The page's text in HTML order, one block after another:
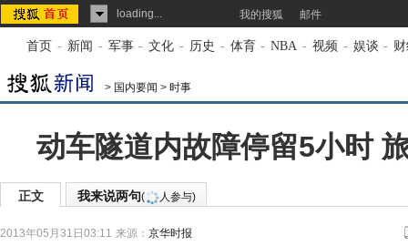
loading... 我的搜狐 邮件
首页 - 新闻 - 军事 - 文化 - 历史 - 体育 - NBA - 视频 - 娱谈 -
> 国内要闻 > 时事
动车隧道内故障停留5小时
正文 我来说两句( 人参与)
2013年05月31日03:11 来源： 京华时报